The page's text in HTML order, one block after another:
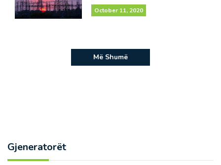
October 11, 2020
Më Shumë
Gjeneratorët